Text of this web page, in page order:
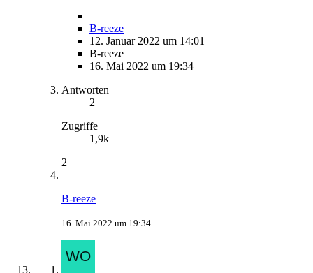
B-reeze
12. Januar 2022 um 14:01
B-reeze
16. Mai 2022 um 19:34
Antworten
2
Zugriffe
1,9k
2
B-reeze
16. Mai 2022 um 19:34